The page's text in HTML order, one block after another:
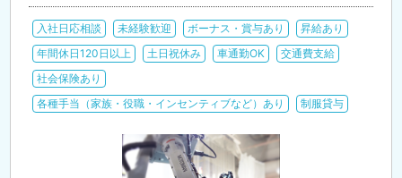
入社日応相談 未経験歓迎 ボーナス・賞与あり
昇給あり
年間休日120日以上
土日祝休み 車通勤OK
交通費支給
社会保険あり
各種手当（家族・役職・インセンティブなど）あり
制服貸与